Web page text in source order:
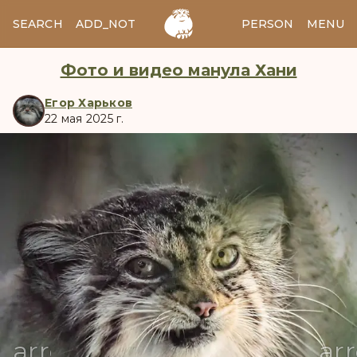
SEARCH ADD_NOTES ADD_IMAGE PERSON MENU
Фото и видео манула Хани
Егор Харьков
22 мая 2025 г.
arrow_back